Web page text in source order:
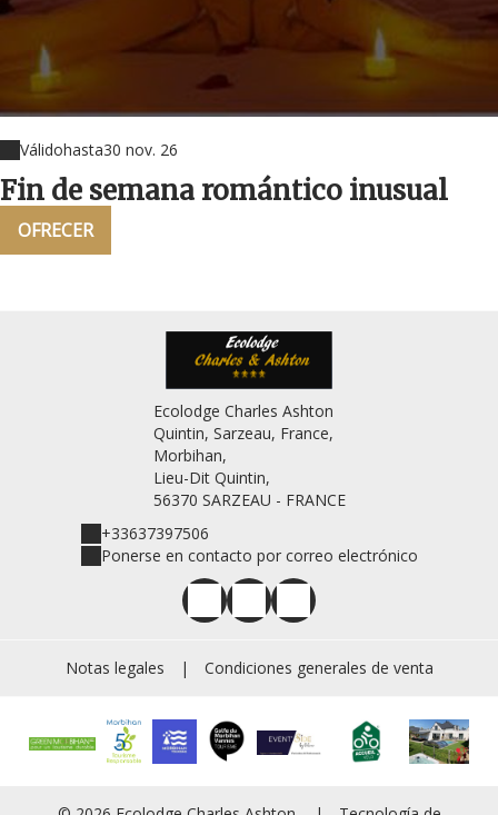
Válidohasta30 nov. 26
Fin de semana romántico inusual
OFRECER
Ecolodge Charles Ashton
Quintin, Sarzeau, France,
Morbihan,
Lieu-Dit Quintin,
56370 SARZEAU - FRANCE
+33637397506
Ponerse en contacto por correo electrónico
Notas legales | Condiciones generales de venta